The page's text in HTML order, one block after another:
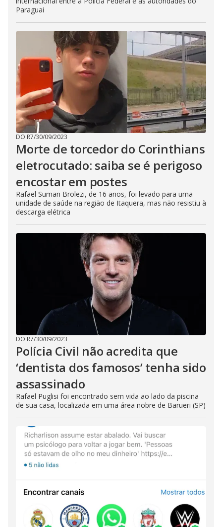
Paraguai
DO R7/30/09/2023
Morte de torcedor do Corinthians
eletrocutado: saiba se é perigoso
encostar em postes
Rafael Suman Brolezi, de 16 anos, foi levado para uma
unidade de saúde na região de Itaquera, mas não resistiu à
descarga elétrica
DO R7/30/09/2023
Polícia Civil não acredita que
‘dentista dos famosos’ tenha sido
assassinado
Rafael Puglisi foi encontrado sem vida ao lado da piscina
de sua casa, localizada em uma área nobre de Barueri (SP)